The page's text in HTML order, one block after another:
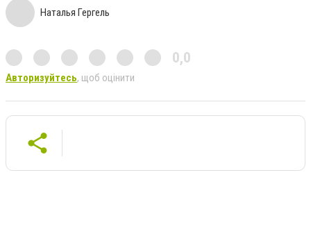
Наталья Гергель
0,0
Авторизуйтесь, щоб оцінити